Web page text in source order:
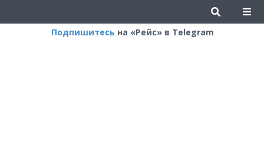
Подпишитесь на «Рейс» в Telegram